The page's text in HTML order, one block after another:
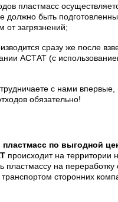
пластмасс
должно быть
загрязнений;
сразу же после
АСТАТ (с
с нами впервые,
обязательно!
пластмасс по выгодной
происходит на
пластмассу на
транспортом сторонних